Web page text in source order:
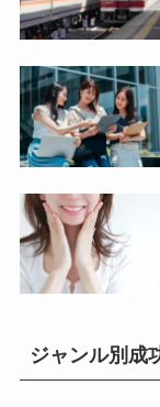
ジャンル別成